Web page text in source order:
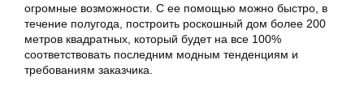
огромные возможности. С ее помощью можно быстро, в
течение полугода, построить роскошный дом более 200
метров квадратных, который будет на все 100%
соответствовать последним модным тенденциям и
требованиям заказчика.